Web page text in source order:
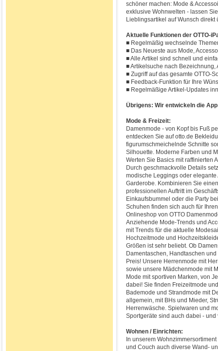
schöner machen: Mode &
exklusive Wohnwelten - lassen
Lieblingsartikel auf Wunsch direkt
Aktuelle Funktionen der OTTO-
■ Regelmäßig wechselnde
■ Das Neueste aus Mode,
■ Alle Artikel sind schnell und
■ Artikelsuche nach
■ Zugriff auf das gesamte OTTO-
■ Feedback-Funktion für Ihre
■ Regelmäßige Artikel-Updates
Übrigens: Wir entwickeln die
Mode & Freizeit:
Damenmode - von Kopf bis Fuß
entdecken Sie auf otto.de
figurumschmeichelnde Schnitte
Silhouette. Moderne Farben und
Werten Sie Basics mit raffinierten
Durch geschmackvolle Details
modische Leggings oder
Garderobe. Kombinieren Sie
professionellen Auftritt im
Einkaufsbummel oder die Party
Schuhen finden sich auch für
Onlineshop von OTTO
Anziehende Mode-Trends und
mit Trends für die aktuelle
Hochzeitmode und
Größen ist sehr beliebt. Ob
Damentaschen, Handtaschen
Preis! Unsere Herrenmode mit
sowie unsere Mädchenmode mit
Mode mit sportiven Marken, von
dabei! Sie finden Freizeitmode
Bademode und Strandmode mit
allgemein, mit BHs und Mieder,
Herrenwäsche. Spielwaren und
Sportgeräte sind auch dabei - und
Wohnen / Einrichten:
In unserem
und Couch auch diverse Wand-